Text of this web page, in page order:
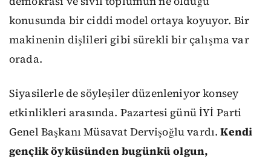
konusunda bir ciddi model ortaya koyuyor. Bir
makinenin dişlileri gibi sürekli bir çalışma var
orada.
Siyasilerle de söyleşiler düzenleniyor konsey
etkinlikleri arasında. Pazartesi günü İYİ Parti
Genel Başkanı Müsavat Dervişoğlu vardı.Kendi
gençlik öyküsünden bugünkü olgun,